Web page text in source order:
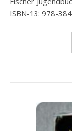
ISBN-13: 978-